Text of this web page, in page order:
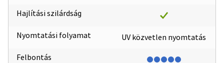
Hajlítási szilárdság
Nyomtatási folyamat
Felbontás
UV közvetlen nyomtatás